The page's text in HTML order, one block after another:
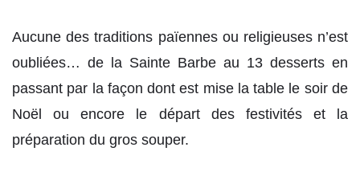
Aucune des traditions païennes ou religieuses n’est
oubliées… de la Sainte Barbe au 13 desserts en
passant par la façon dont est mise la table le soir de
Noël ou encore le départ des festivités et la
préparation du gros souper.